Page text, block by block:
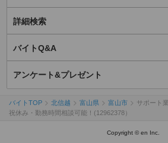
詳細検索
バイトQ&A
アンケート&プレゼント
バイトTOP 北信越 富山県 富山市
サポート
祝休み・勤務時間相談可能！(12962378）
Copyright © en Inc.